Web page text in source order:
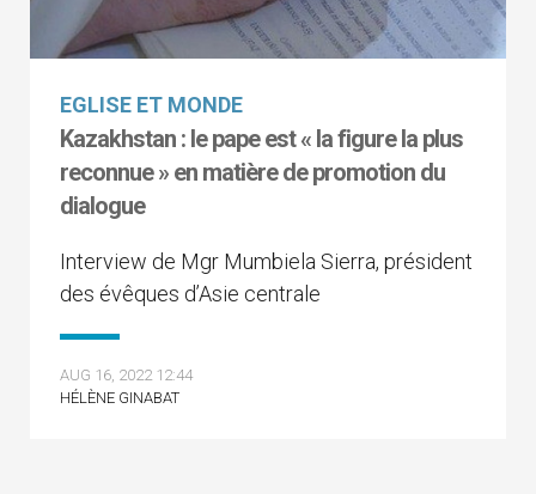
EGLISE ET MONDE
Kazakhstan : le pape est « la figure la plus
reconnue » en matière de promotion du
dialogue
Interview de Mgr Mumbiela Sierra, président
des évêques d’Asie centrale
AUG 16, 2022 12:44
HÉLÈNE GINABAT